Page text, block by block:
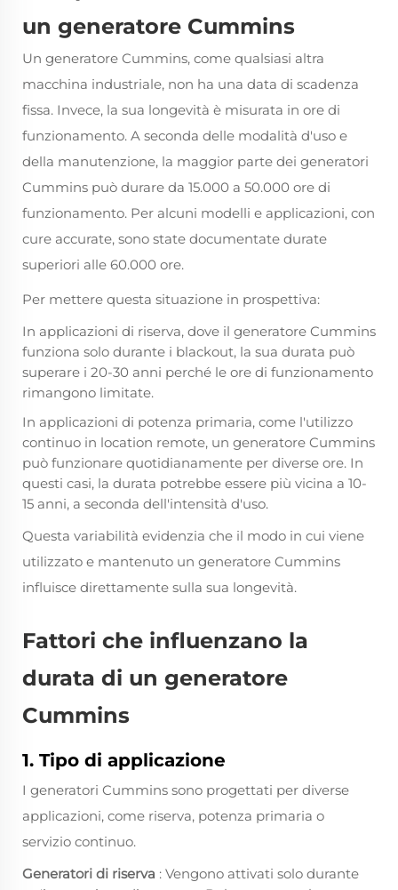
un generatore Cummins
Un generatore Cummins, come qualsiasi altra
macchina industriale, non ha una data di scadenza
fissa. Invece, la sua longevità è misurata in ore di
funzionamento. A seconda delle modalità d'uso e
della manutenzione, la maggior parte dei generatori
Cummins può durare da 15.000 a 50.000 ore di
funzionamento. Per alcuni modelli e applicazioni, con
cure accurate, sono state documentate durate
superiori alle 60.000 ore.
Per mettere questa situazione in prospettiva:
In applicazioni di riserva, dove il generatore Cummins
funziona solo durante i blackout, la sua durata può
superare i 20-30 anni perché le ore di funzionamento
rimangono limitate.
In applicazioni di potenza primaria, come l'utilizzo
continuo in location remote, un generatore Cummins
può funzionare quotidianamente per diverse ore. In
questi casi, la durata potrebbe essere più vicina a 10-
15 anni, a seconda dell'intensità d'uso.
Questa variabilità evidenzia che il modo in cui viene
utilizzato e mantenuto un generatore Cummins
influisce direttamente sulla sua longevità.
Fattori che influenzano la
durata di un generatore
Cummins
1. Tipo di applicazione
I generatori Cummins sono progettati per diverse
applicazioni, come riserva, potenza primaria o
servizio continuo.
Generatori di riserva : Vengono attivati solo durante